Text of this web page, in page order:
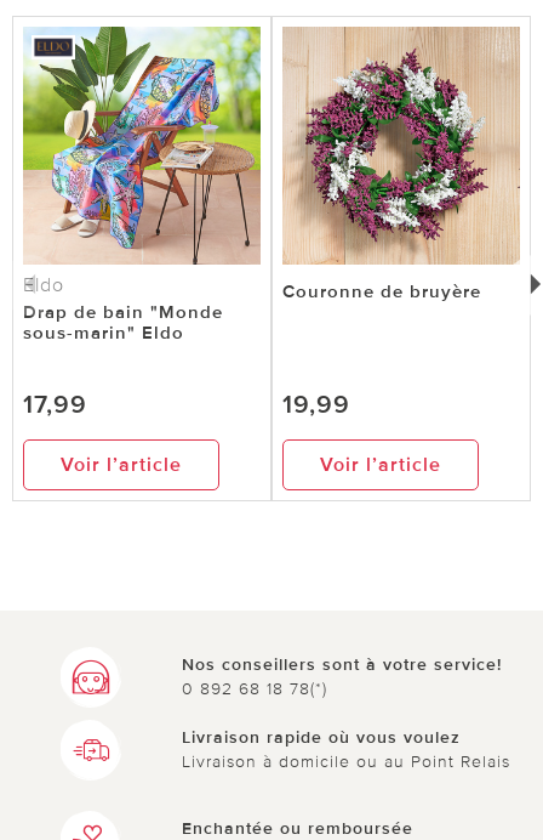
Eldo
Drap de bain "Monde
sous-marin" Eldo
17,99
Voir l’article
Couronne de bruyère
19,99
Voir l’article
Nos conseillers sont à votre service!
0 892 68 18 78(*)
Livraison rapide où vous voulez
Livraison à domicile ou au Point Relais
Enchantée ou remboursée